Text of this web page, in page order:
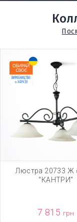
Люстра 20733 Ж
"КАНТРИ"
7 815 грн